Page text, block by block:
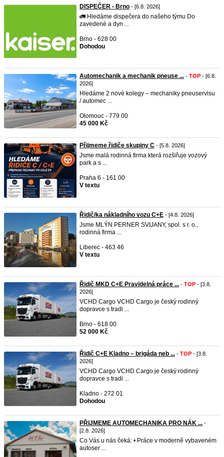
DISPEČER - Brno - [6.8. 2026]
🚛 Hledáme dispečera do našeho týmu Do
zavedené a dyn ...
Brno - 628 00
Dohodou
Automechanik a mechanik pneuse ... - TOP - [6.8.
2026]
Hledáme 2 nové kolegy – mechaniky pneuservisu
/ automec ...
Olomouc - 779 00
45 000 Kč
Přijmeme řidiče skupiny C - [5.8. 2026]
Jsme malá rodinná firma která rozšiřuje vozový
park a s ...
Praha 6 - 161 00
V textu
Řidič/ka nákladního vozu C+E - [4.8. 2026]
Jsme MLÝN PERNER SVIJANY, spol. s r. o.,
rodinná firma ...
Liberec - 463 46
V textu
Řidič MKD C+E Pravidelná práce ... - TOP - [3.8.
2026]
VCHD Cargo VCHD Cargo je český rodinný
dopravce s tradi ...
Brno - 618 00
52 000 Kč
Řidič C+E Kladno – brigáda neb ... - TOP - [3.8.
2026]
VCHD Cargo VCHD Cargo je český rodinný
dopravce s tradi ...
Kladno - 272 01
Dohodou
PŘIJMEME AUTOMECHANIKA PRO NÁK ... -
[2.8. 2026]
Co Vás u nás čeká: • Práce v moderně vybaveném
autoser ...